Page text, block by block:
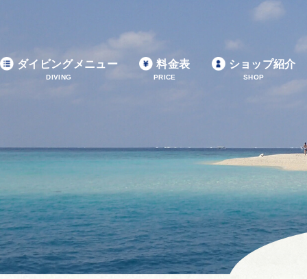
ダイビングメニュー
DIVING
料金表
PRICE
ショップ紹介
SHOP